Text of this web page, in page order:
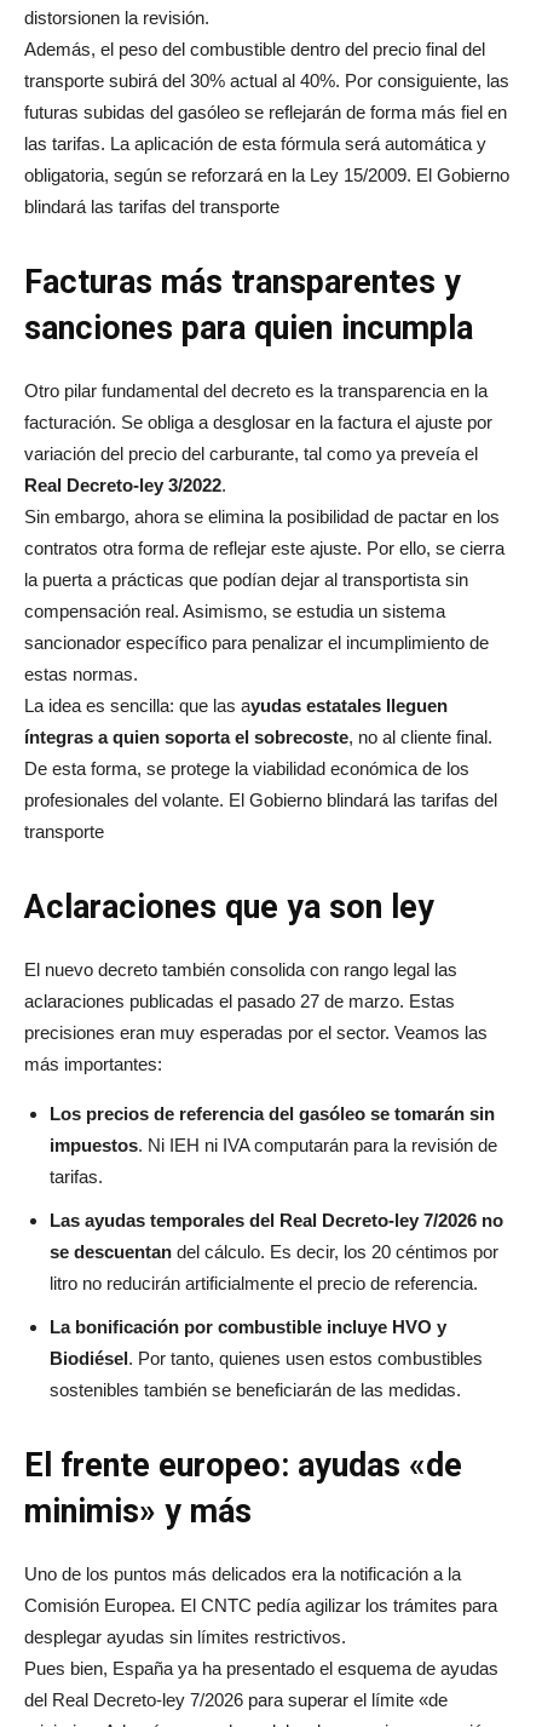
distorsionen la revisión.
Además, el peso del combustible dentro del precio final del
transporte subirá del 30% actual al 40%. Por consiguiente, las
futuras subidas del gasóleo se reflejarán de forma más fiel en
las tarifas. La aplicación de esta fórmula será automática y
obligatoria, según se reforzará en la Ley 15/2009. El Gobierno
blindará las tarifas del transporte
Facturas más transparentes y
sanciones para quien incumpla
Otro pilar fundamental del decreto es la transparencia en la
facturación. Se obliga a desglosar en la factura el ajuste por
variación del precio del carburante, tal como ya preveía el
Real Decreto-ley 3/2022.
Sin embargo, ahora se elimina la posibilidad de pactar en los
contratos otra forma de reflejar este ajuste. Por ello, se cierra
la puerta a prácticas que podían dejar al transportista sin
compensación real. Asimismo, se estudia un sistema
sancionador específico para penalizar el incumplimiento de
estas normas.
La idea es sencilla: que las ayudas estatales lleguen
íntegras a quien soporta el sobrecoste, no al cliente final.
De esta forma, se protege la viabilidad económica de los
profesionales del volante. El Gobierno blindará las tarifas del
transporte
Aclaraciones que ya son ley
El nuevo decreto también consolida con rango legal las
aclaraciones publicadas el pasado 27 de marzo. Estas
precisiones eran muy esperadas por el sector. Veamos las
más importantes:
Los precios de referencia del gasóleo se tomarán sin
impuestos. Ni IEH ni IVA computarán para la revisión de
tarifas.
Las ayudas temporales del Real Decreto-ley 7/2026 no
se descuentan del cálculo. Es decir, los 20 céntimos por
litro no reducirán artificialmente el precio de referencia.
La bonificación por combustible incluye HVO y
Biodiésel. Por tanto, quienes usen estos combustibles
sostenibles también se beneficiarán de las medidas.
El frente europeo: ayudas «de
minimis» y más
Uno de los puntos más delicados era la notificación a la
Comisión Europea. El CNTC pedía agilizar los trámites para
desplegar ayudas sin límites restrictivos.
Pues bien, España ya ha presentado el esquema de ayudas
del Real Decreto-ley 7/2026 para superar el límite «de